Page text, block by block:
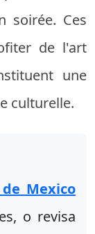
soirée. Ces
de l'art
une
culturelle.
Mexico
o revisa